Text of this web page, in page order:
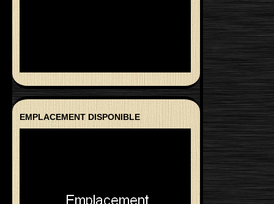
EMPLACEMENT DISPONIBLE